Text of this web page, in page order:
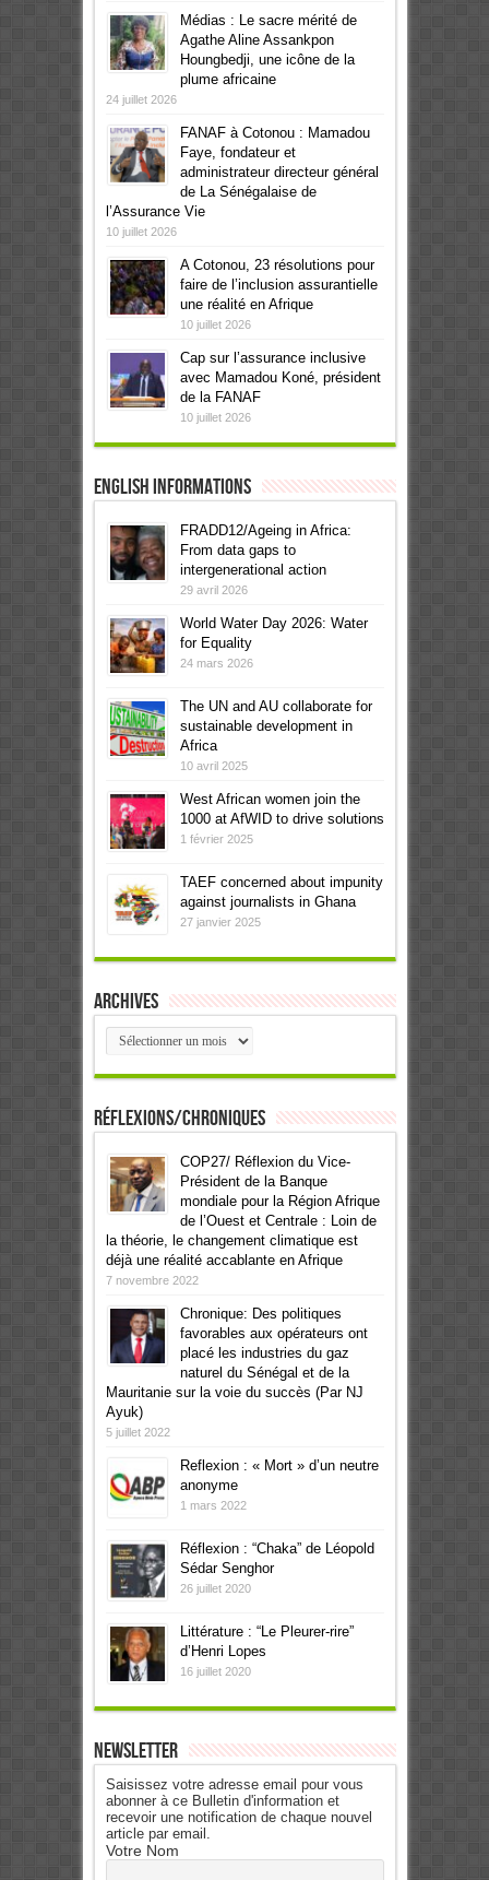
Médias : Le sacre mérité de
Agathe Aline Assankpon
Houngbedji, une icône de la
plume africaine
24 juillet 2026
FANAF à Cotonou : Mamadou
Faye, fondateur et
administrateur directeur général
de La Sénégalaise de
l’Assurance Vie
10 juillet 2026
A Cotonou, 23 résolutions pour
faire de l’inclusion assurantielle
une réalité en Afrique
10 juillet 2026
Cap sur l’assurance inclusive
avec Mamadou Koné, président
de la FANAF
10 juillet 2026
English informations
FRADD12/Ageing in Africa:
From data gaps to
intergenerational action
29 avril 2026
World Water Day 2026: Water
for Equality
24 mars 2026
The UN and AU collaborate for
sustainable development in
Africa
10 avril 2025
West African women join the
1000 at AfWID to drive solutions
1 février 2025
TAEF concerned about impunity
against journalists in Ghana
27 janvier 2025
Archives
Archives
Réflexions/Chroniques
COP27/ Réflexion du Vice-
Président de la Banque
mondiale pour la Région Afrique
de l’Ouest et Centrale : Loin de
la théorie, le changement climatique est
déjà une réalité accablante en Afrique
7 novembre 2022
Chronique: Des politiques
favorables aux opérateurs ont
placé les industries du gaz
naturel du Sénégal et de la
Mauritanie sur la voie du succès (Par NJ
Ayuk)
5 juillet 2022
Reflexion : « Mort » d’un neutre
anonyme
1 mars 2022
Réflexion : “Chaka” de Léopold
Sédar Senghor
26 juillet 2020
Littérature : “Le Pleurer-rire”
d’Henri Lopes
16 juillet 2020
Newsletter
Saisissez votre adresse email pour vous
abonner à ce Bulletin d'information et
recevoir une notification de chaque nouvel
article par email.
Votre Nom